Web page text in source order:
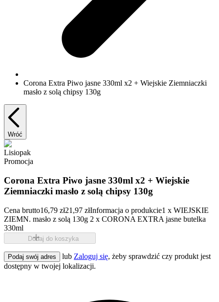
Corona Extra Piwo jasne 330ml x2 + Wiejskie Ziemniaczki
masło z solą chipsy 130g
Wróć
Lisiopak
Promocja
Corona Extra Piwo jasne 330ml x2 + Wiejskie
Ziemniaczki masło z solą chipsy 130g
Cena brutto16,79 zł21,97 złInformacja o produkcie1 x WIEJSKIE
ZIEMN. masło z solą 130g 2 x CORONA EXTRA jasne butelka
330ml
Dodaj do koszyka
Podaj swój adres lub Zaloguj się, żeby sprawdzić czy produkt jest
dostępny w twojej lokalizacji.